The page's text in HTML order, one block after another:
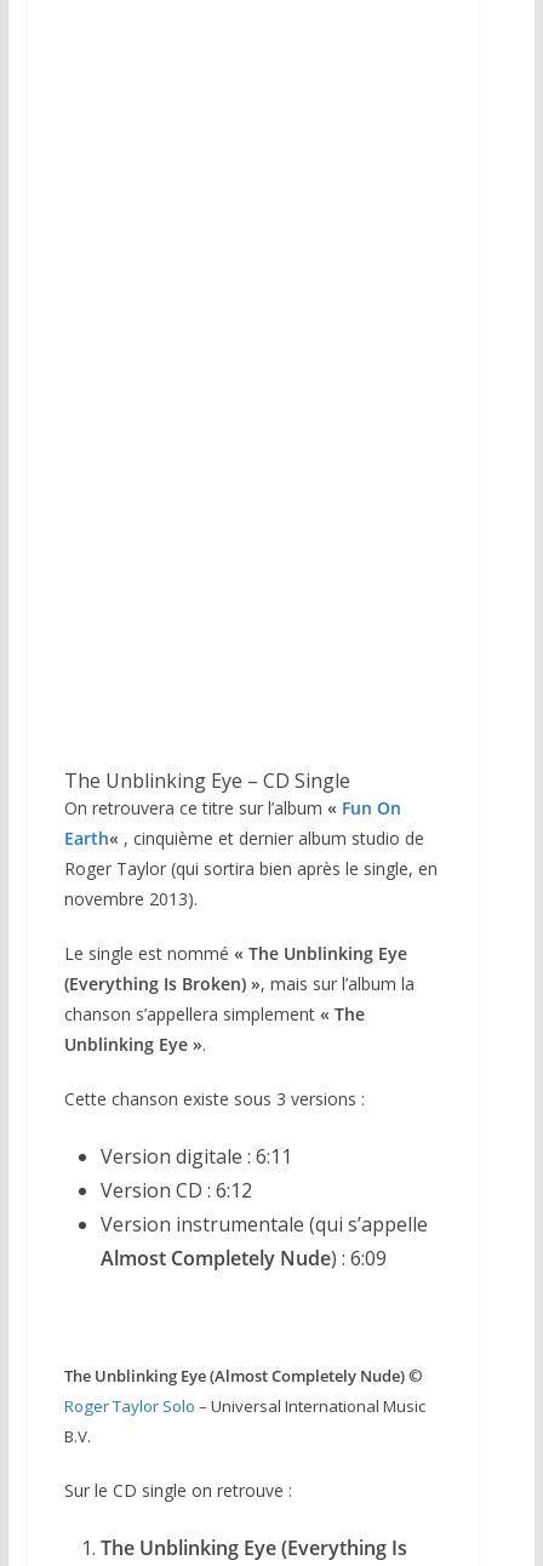
The Unblinking Eye – CD Single
On retrouvera ce titre sur l’album « Fun On
Earth« , cinquième et dernier album studio de
Roger Taylor (qui sortira bien après le single, en
novembre 2013).
Le single est nommé « The Unblinking Eye
(Everything Is Broken) », mais sur l’album la
chanson s’appellera simplement « The
Unblinking Eye ».
Cette chanson existe sous 3 versions :
Version digitale : 6:11
Version CD : 6:12
Version instrumentale (qui s’appelle
Almost Completely Nude) : 6:09
The Unblinking Eye (Almost Completely Nude)©
Roger Taylor Solo – Universal International Music
B.V.
Sur le CD single on retrouve :
The Unblinking Eye (Everything Is